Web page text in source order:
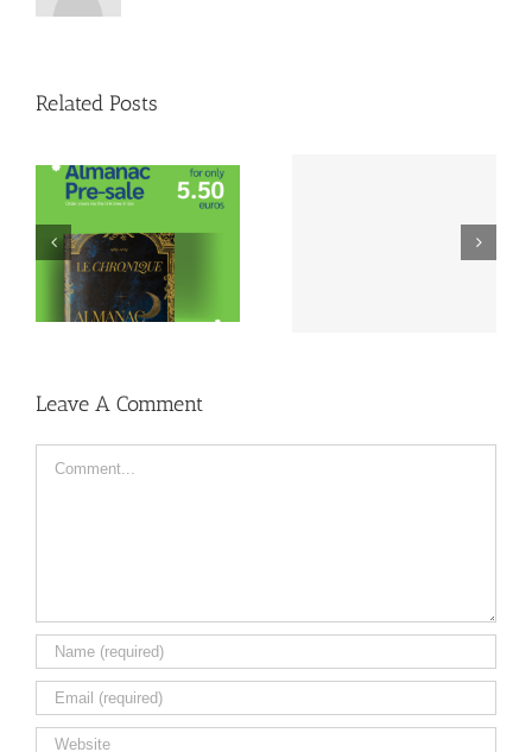
Related Posts
Lustrum Week
Inschrijving | 1989-
2024
Lustrum Study Trip:
Leave A Comment